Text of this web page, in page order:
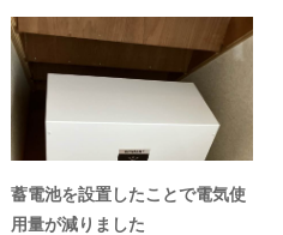
蓄電池を設置したことで電気使
用量が減りました